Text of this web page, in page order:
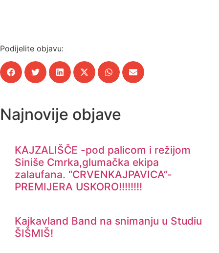
Podijelite objavu:
Najnovije objave
KAJZALIŠČE -pod palicom i režijom
Siniše Cmrka,glumačka ekipa
zalaufana. “CRVENKAJPAVICA”-
PREMIJERA USKORO!!!!!!!!
Kajkavland Band na snimanju u Studiu
ŠIŠMIŠ!